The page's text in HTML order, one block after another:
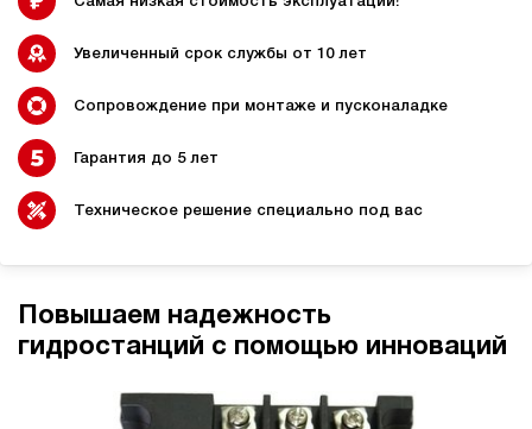
Гидростанции для
оборудования
Гидравлический цилиндр с
Гидростанции 220 Вольт для
Гидростанции для шахт
Гидростанции для смазки Гидростанции для толкателей
Увеличенный срок службы от 10 лет
Сопровождение при монтаже и пусконаладке
Гарантия до 5 лет
Техническое решение специально под вас
Повышаем надежность
гидростанций с помощью инноваций